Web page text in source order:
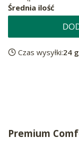
Średnia ilość
Czas wysyłki:24
Premium